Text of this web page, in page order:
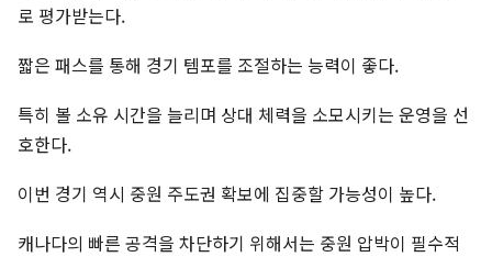
로 평가받는다.
짧은 패스를 통해 경기 템포를 조절하는 능력이 좋다.
특히 볼 소유 시간을 늘리며 상대 체력을 소모시키는 운영을 선
호한다.
이번 경기 역시 중원 주도권 확보에 집중할 가능성이 높다.
캐나다의 빠른 공격을 차단하기 위해서는 중원 압박이 필수적